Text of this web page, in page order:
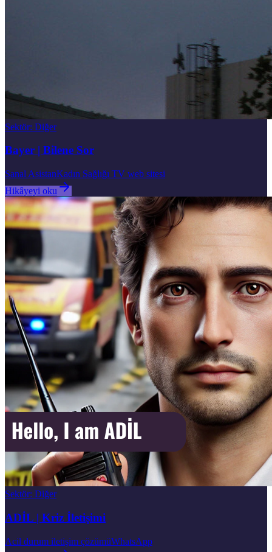
Sektör: Diğer
Bayer | Bilene Sor
Sanal AsistanKadın Sağlığı TV web sitesi
Hikâyeyi oku
Sektör: Diğer
ADİL | Kriz İletişimi
Acil durum iletişim çözümüWhatsApp